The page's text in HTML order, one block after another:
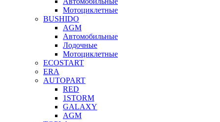
Мотоциклетные
BUSHIDO
AGM
Автомобильные
Лодочные
Мотоциклетные
ECOSTART
ERA
AUTOPART
RED
1STORM
GALAXY
AGM